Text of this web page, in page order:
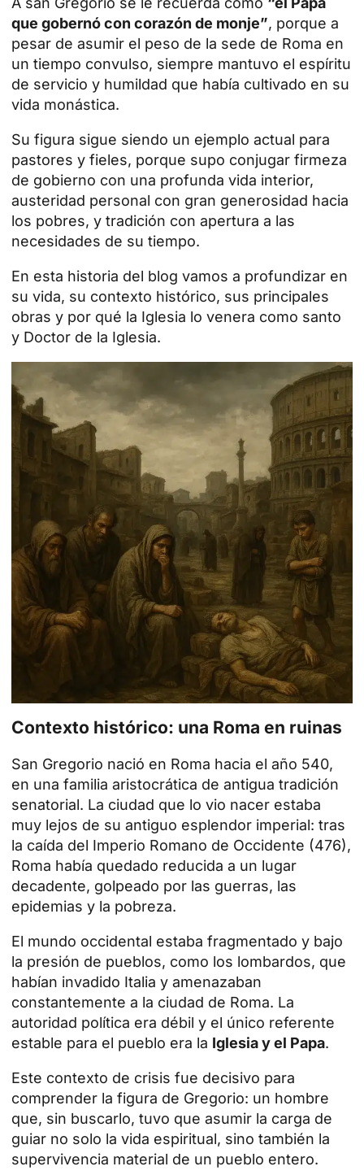
que gobernó con corazón de monje”, porque a
pesar de asumir el peso de la sede de Roma en
un tiempo convulso, siempre mantuvo el espíritu
de servicio y humildad que había cultivado en su
vida monástica.
Su figura sigue siendo un ejemplo actual para
pastores y fieles, porque supo conjugar firmeza
de gobierno con una profunda vida interior,
austeridad personal con gran generosidad hacia
los pobres, y tradición con apertura a las
necesidades de su tiempo.
En esta historia del blog vamos a profundizar en
su vida, su contexto histórico, sus principales
obras y por qué la Iglesia lo venera como santo
y Doctor de la Iglesia.
Contexto histórico: una Roma en ruinas
San Gregorio nació en Roma hacia el año 540,
en una familia aristocrática de antigua tradición
senatorial. La ciudad que lo vio nacer estaba
muy lejos de su antiguo esplendor imperial: tras
la caída del Imperio Romano de Occidente (476),
Roma había quedado reducida a un lugar
decadente, golpeado por las guerras, las
epidemias y la pobreza.
El mundo occidental estaba fragmentado y bajo
la presión de pueblos, como los lombardos, que
habían invadido Italia y amenazaban
constantemente a la ciudad de Roma. La
autoridad política era débil y el único referente
estable para el pueblo era la Iglesia y el Papa.
Este contexto de crisis fue decisivo para
comprender la figura de Gregorio: un hombre
que, sin buscarlo, tuvo que asumir la carga de
guiar no solo la vida espiritual, sino también la
supervivencia material de un pueblo entero.